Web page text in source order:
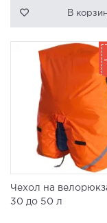
В
Чехол на
30 до 50 л